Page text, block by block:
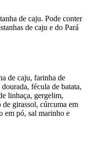
de caju. Pode conter
de caju e do Pará
de caju, farinha de
fécula de batata,
linhaça, gergelim,
girassol, cúrcuma em
em pó, sal marinho e